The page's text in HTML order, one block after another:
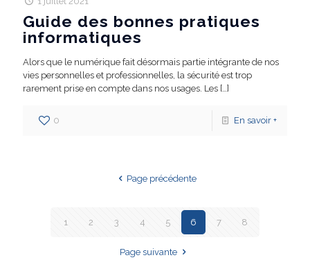
Guide des bonnes pratiques
informatiques
Alors que le numérique fait désormais partie intégrante de nos
vies personnelles et professionnelles, la sécurité est trop
rarement prise en compte dans nos usages. Les […]
0 En savoir +
Page précédente
1 2 3 4 5 6 7 8
Page suivante